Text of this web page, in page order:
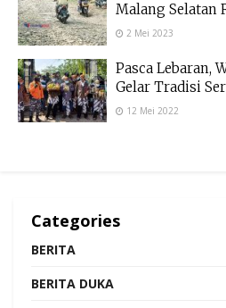
Malang Selatan
2 Mei 2023
Pasca Lebaran,
Gelar Tradisi
12 Mei 2022
Categories
BERITA
BERITA DUKA